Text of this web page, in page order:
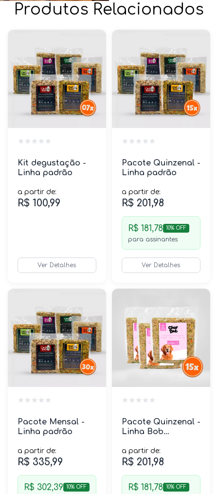
Produtos Relacionados
Kit degustação -
Linha padrão
a partir de:
R$ 100,99
Ver Detalhes
Pacote Quinzenal -
Linha padrão
a partir de:
R$ 201,98
R$ 181,78 10% OFF
para assinantes
Ver Detalhes
Pacote Mensal -
Linha padrão
a partir de:
R$ 335,99
R$ 302,39 10% OFF
Pacote Quinzenal -
Linha Bob
a partir de:
R$ 201,98
R$ 181,78 10% OFF